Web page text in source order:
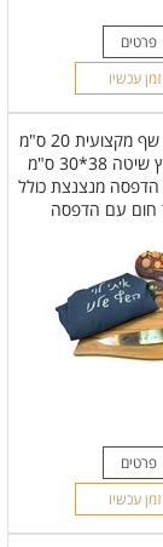
פרטים
עכשיו
סט יוקרתי סכין שף מקצועית 20 ס"מ
קרש חיתוך עץ שיטה 38*30 ס"מ
הדפסה מנצנצת כולל
חום עם הדפסה
פרטים
עכשיו